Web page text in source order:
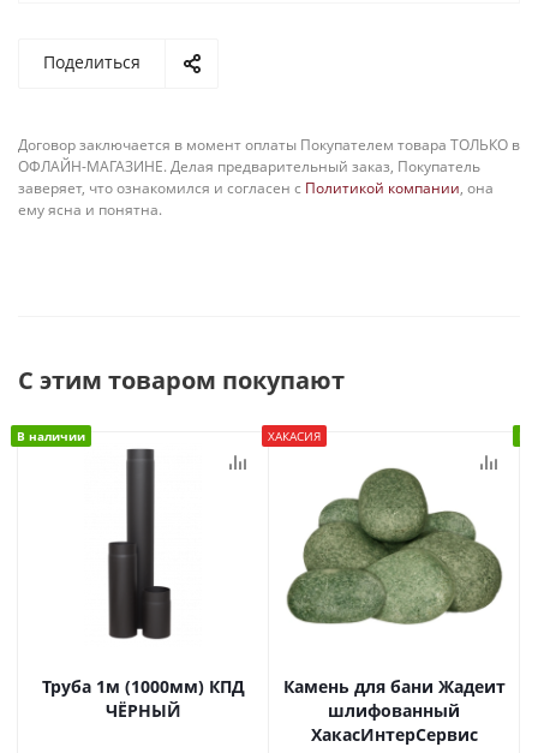
Поделиться
Договор заключается в момент оплаты Покупателем товара ТОЛЬКО в
ОФЛАЙН-МАГАЗИНЕ. Делая предварительный заказ, Покупатель
заверяет, что ознакомился и согласен с Политикой компании, она
ему ясна и понятна.
С этим товаром покупают
В наличии
Труба 1м (1000мм) КПД
ЧЁРНЫЙ
ХАКАСИЯ
Камень для бани Жадеит
шлифованный
ХакасИнтерСервис
В